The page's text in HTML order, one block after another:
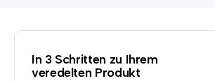
In 3 Schritten zu Ihrem
veredelten Produkt